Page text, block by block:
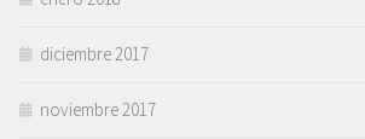
diciembre 2017
noviembre 2017